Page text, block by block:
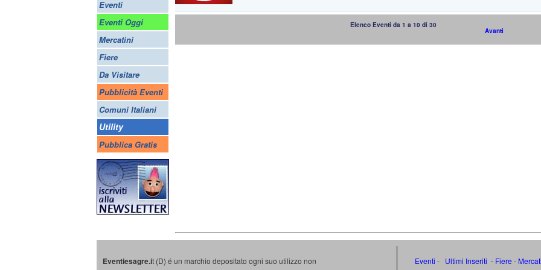
Eventi
Eventi Oggi
Mercatini
Fiere
Da Visitare
Pubblicità Eventi
Comuni Italiani
Utility
Pubblica Gratis
Elenco Eventi da 1 a 10 di 30
Avanti
Eventiesagre.it (D) é un marchio depositato ogni suo utilizzo non Eventi - Ultimi Inseriti - Fiere -